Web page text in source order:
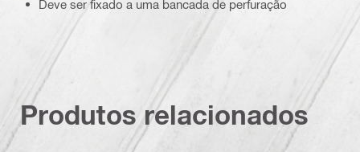
Deve ser fixado a uma bancada de perfuração
Produtos relacionados